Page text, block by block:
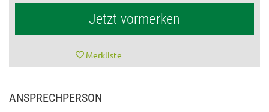
Jetzt vormerken
Merkliste
ANSPRECHPERSON